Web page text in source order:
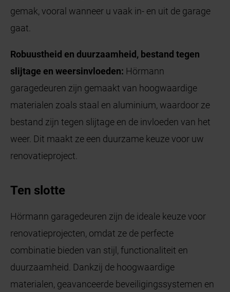
gemak, vooral wanneer u vaak in- en uit de garage
gaat.
Robuustheid en duurzaamheid, bestand tegen
slijtage en weersinvloeden: Hörmann
garagedeuren zijn gemaakt van hoogwaardige
materialen zoals staal en aluminium, waardoor ze
bestand zijn tegen slijtage en de invloeden van het
weer. Dit maakt ze een duurzame keuze voor uw
renovatieproject.
Ten slotte
Hörmann garagedeuren zijn de ideale keuze voor
renovatieprojecten, omdat ze de perfecte
combinatie bieden van stijl, functionaliteit en
duurzaamheid. Dankzij de hoogwaardige
materialen, geavanceerde beveiligingssystemen en